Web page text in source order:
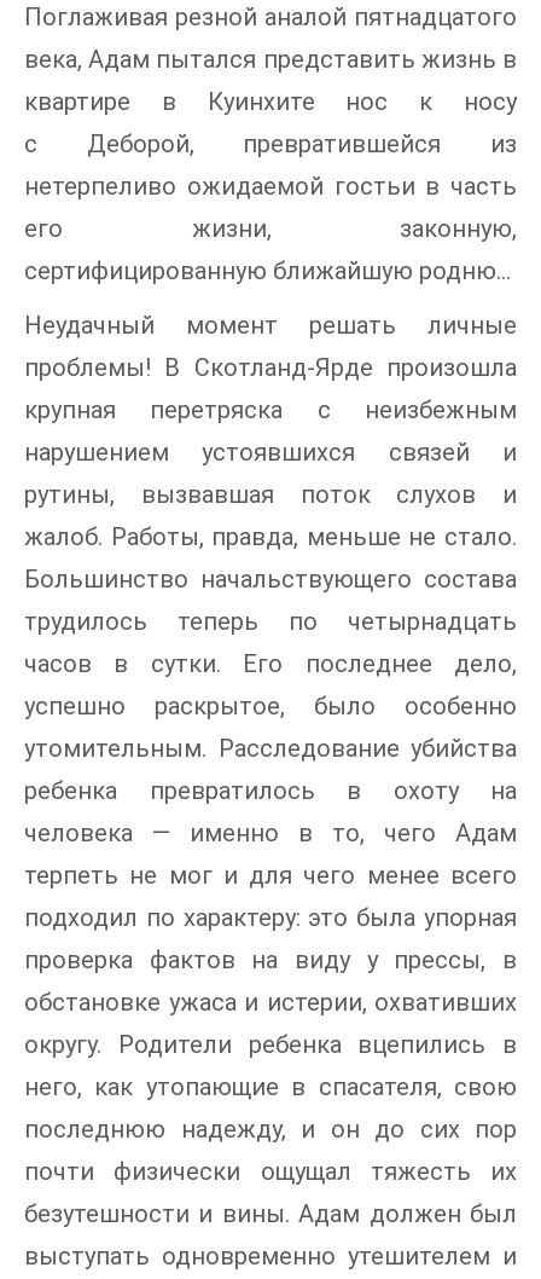
Поглаживая резной аналой пятнадцатого
века, Адам пытался представить жизнь в
квартире в Куинхите нос к носу
с Деборой, превратившейся из
нетерпеливо ожидаемой гостьи в часть
его жизни, законную,
сертифицированную ближайшую родню…
Неудачный момент решать личные
проблемы! В Скотланд-Ярде произошла
крупная перетряска с неизбежным
нарушением устоявшихся связей и
рутины, вызвавшая поток слухов и
жалоб. Работы, правда, меньше не стало.
Большинство начальствующего состава
трудилось теперь по четырнадцать
часов в сутки. Его последнее дело,
успешно раскрытое, было особенно
утомительным. Расследование убийства
ребенка превратилось в охоту на
человека — именно в то, чего Адам
терпеть не мог и для чего менее всего
подходил по характеру: это была упорная
проверка фактов на виду у прессы, в
обстановке ужаса и истерии, охвативших
округу. Родители ребенка вцепились в
него, как утопающие в спасателя, свою
последнюю надежду, и он до сих пор
почти физически ощущал тяжесть их
безутешности и вины. Адам должен был
выступать одновременно утешителем и